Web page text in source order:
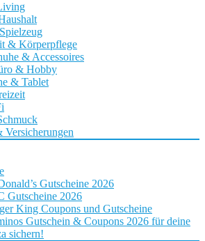
& Körperpflege
& Accessoires
& Hobby
& Tablet
Versicherungen
Gutscheine 2026
Gutscheine 2026
King Coupons und Gutscheine
Gutschein & Coupons 2026 für deine
sichern!